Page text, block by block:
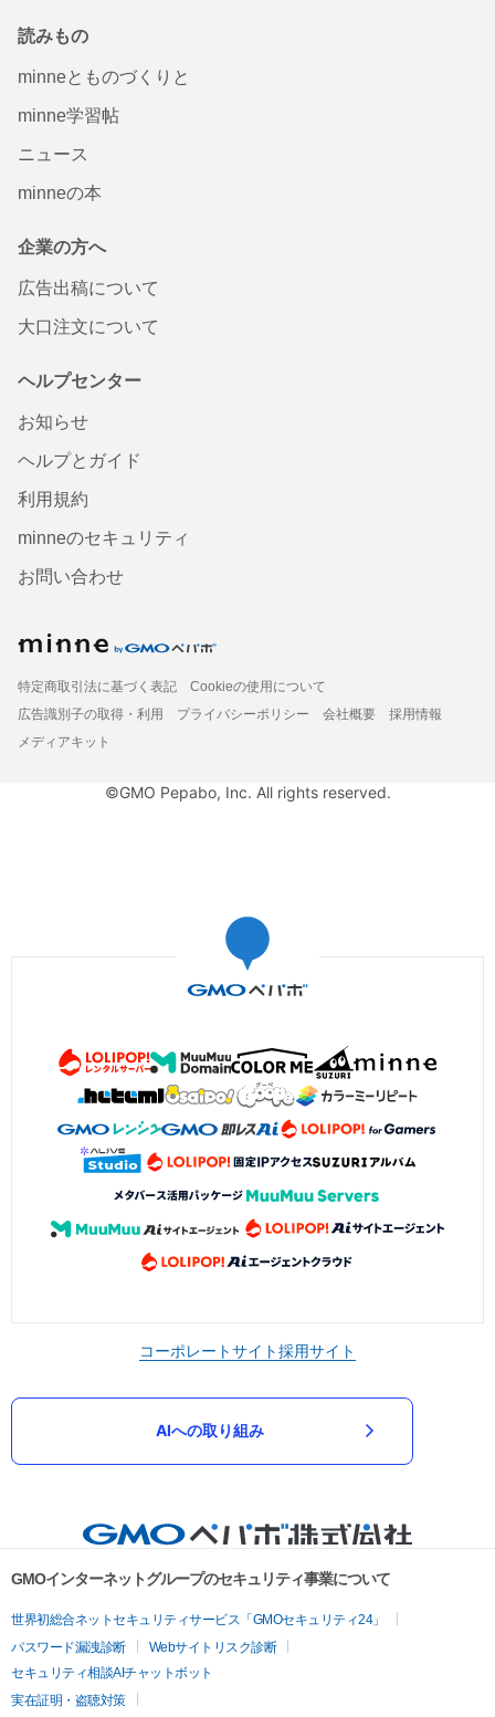
読みもの
minneとものづくりと
minne学習帖
ニュース
minneの本
企業の方へ
広告出稿について
大口注文について
ヘルプセンター
お知らせ
ヘルプとガイド
利用規約
minneのセキュリティ
お問い合わせ
特定商取引法に基づく表記
Cookieの使用について
広告識別子の取得・利用
プライバシーポリシー 会社概要
採用情報
メディアキット
©GMO Pepabo, Inc. All rights reserved.
コーポレートサイト採用サイト
AIへの取り組み
GMOインターネットグループのセキュリティ事業について
世界初総合ネットセキュリティサービス「GMOセキュリティ24」
パスワード漏洩診断
Webサイトリスク診断
セキュリティ相談AIチャットボット
実在証明・盗聴対策